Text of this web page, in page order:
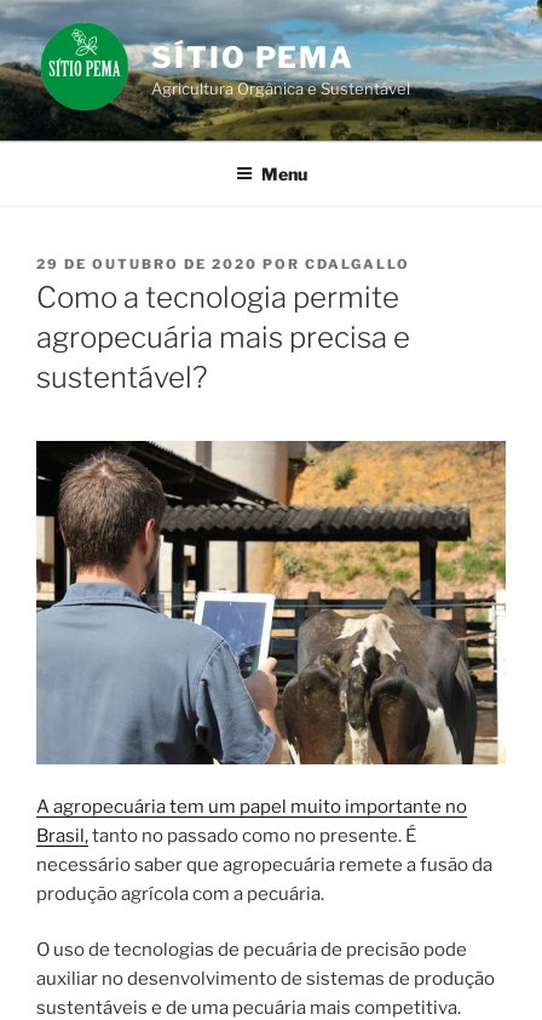
Pular
para
o
conteúdo
SÍTIO PEMA
Agricultura Orgânica e Sustentável
Menu
PUBLICADO
EM
29 DE OUTUBRO DE 2020 POR CDALGALLO
Como a tecnologia permite
agropecuária mais precisa e
sustentável?
A agropecuária tem um papel muito importante no
Brasil,tanto no passado como no presente. É
necessário saber que agropecuária remete a fusão da
produção agrícola com a pecuária.
O uso de tecnologias de pecuária de precisão pode
auxiliar no desenvolvimento de sistemas de produção
sustentáveis e de uma pecuária mais competitiva.